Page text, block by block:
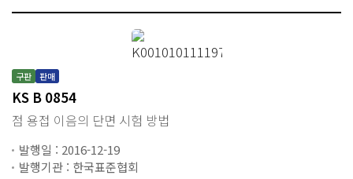
구판 판매
KS B 0854
점 용접 이음의 단면 시험 방법
발행일 : 2016-12-19
발행기관 : 한국표준협회